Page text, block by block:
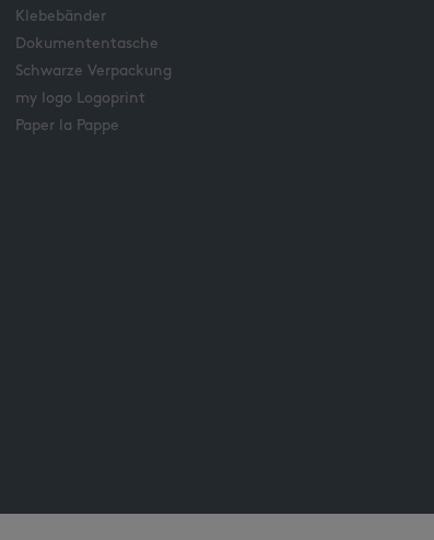
Klebebänder
Dokumententasche
Schwarze Verpackung
my logo Logoprint
Paper la Pappe